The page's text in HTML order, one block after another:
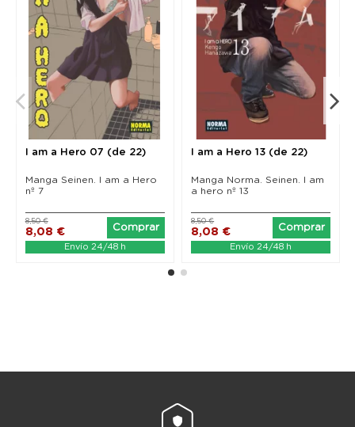
I am a Hero 07 (de 22)
Manga Seinen. I am a Hero
nº 7
8,08 €
8,50 €
Comprar
Envío 24/48 h
I am a Hero 13 (de 22)
Manga Norma. Seinen. I am
a hero nº 13
8,08 €
8,50 €
Comprar
Envío 24/48 h